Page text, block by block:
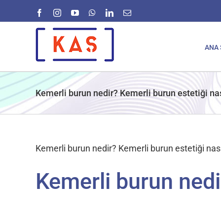
FacebookInstagramYouTubeWhatsApp
LinkedIn
E-
posta
ANA
Kemerli burun nedir? Kemerli burun estetiği
Kemerli burun nedir? Kemerli burun estetiği
Kemerli burun